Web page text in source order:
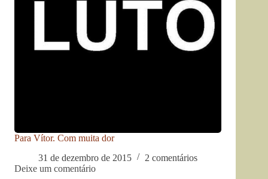
Para Vítor. Com muita dor
31 de dezembro de 2015
2 comentários
Deixe um comentário